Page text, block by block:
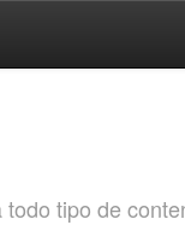
tipo de